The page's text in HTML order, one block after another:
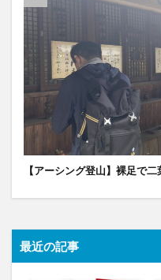
【アーシング登山】裸足で
最近の記事